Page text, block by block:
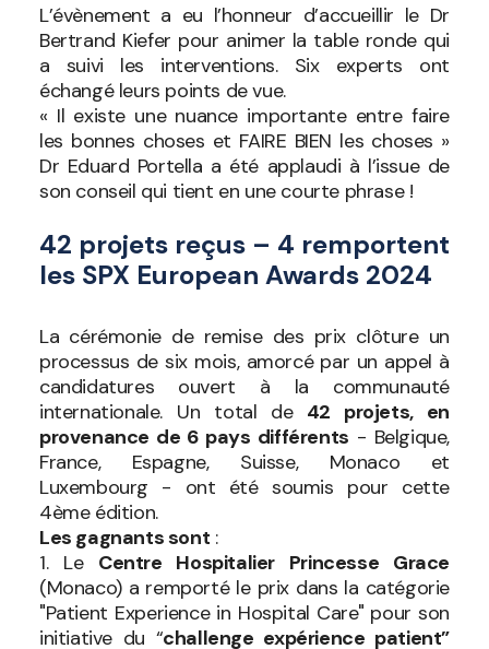
L’évènement a eu l’honneur d’accueillir le Dr
Bertrand Kiefer pour animer la table ronde qui
a suivi les interventions. Six experts ont
échangé leurs points de vue.
« Il existe une nuance importante entre faire
les bonnes choses et FAIRE BIEN les choses »
Dr Eduard Portella a été applaudi à l’issue de
son conseil qui tient en une courte phrase !
42 projets reçus – 4 remportent
les SPX European Awards 2024
La cérémonie de remise des prix clôture un
processus de six mois, amorcé par un appel à
candidatures ouvert à la communauté
internationale. Un total de42 projets, en
provenance de 6 pays différents - Belgique,
France, Espagne, Suisse, Monaco et
Luxembourg - ont été soumis pour cette
4ème édition.
Les gagnants sont :
1. Le Centre Hospitalier Princesse Grace
(Monaco) a remporté le prix dans la catégorie
"Patient Experience in Hospital Care" pour son
initiative du “challenge expérience patient”